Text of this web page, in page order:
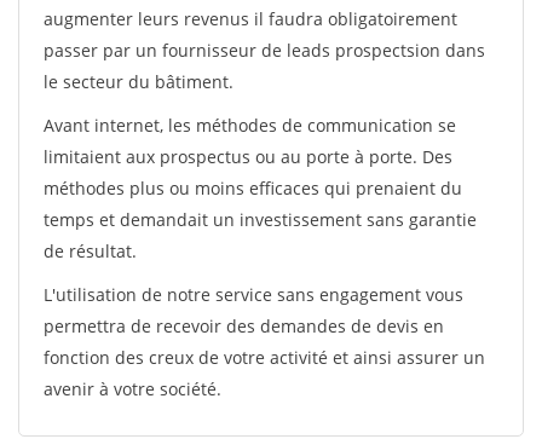
augmenter leurs revenus il faudra obligatoirement
passer par un fournisseur de leads prospectsion dans
le secteur du bâtiment.
Avant internet, les méthodes de communication se
limitaient aux prospectus ou au porte à porte. Des
méthodes plus ou moins efficaces qui prenaient du
temps et demandait un investissement sans garantie
de résultat.
L'utilisation de notre service sans engagement vous
permettra de recevoir des demandes de devis en
fonction des creux de votre activité et ainsi assurer un
avenir à votre société.